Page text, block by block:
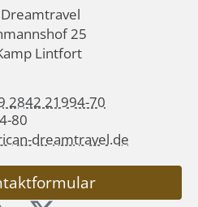
25
Lintfort
2842 21994-70
80
dreamtravel.de